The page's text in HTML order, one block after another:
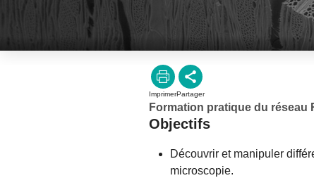
ImprimerPartager
Formation pratique du réseau
Objectifs
Découvrir et manipuler
microscopie.